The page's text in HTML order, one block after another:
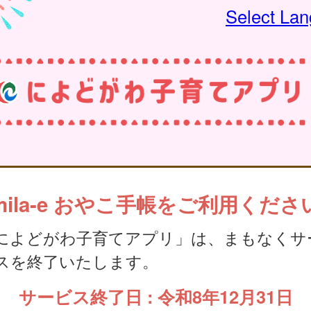
Select
e おやこ手帳をご利用くださ
よどがわ子育てアプリ」は、まもなくサ
を終了いたします。
サービス終了日 : 令和8年12月31日